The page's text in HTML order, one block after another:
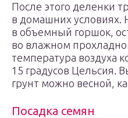
После этого деленки
в домашних условиях.
в объемный горшок,
во влажном
температура воздуха
15 градусов Цельсия.
грунт можно весной,
Посадка семян